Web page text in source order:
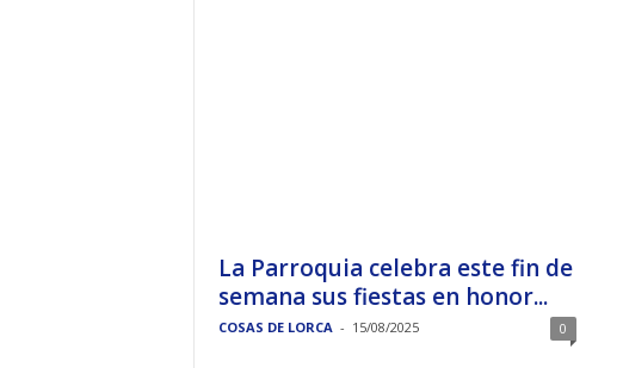
La Parroquia celebra este fin de
semana sus fiestas en honor...
COSAS DE LORCA - 15/08/2025 0